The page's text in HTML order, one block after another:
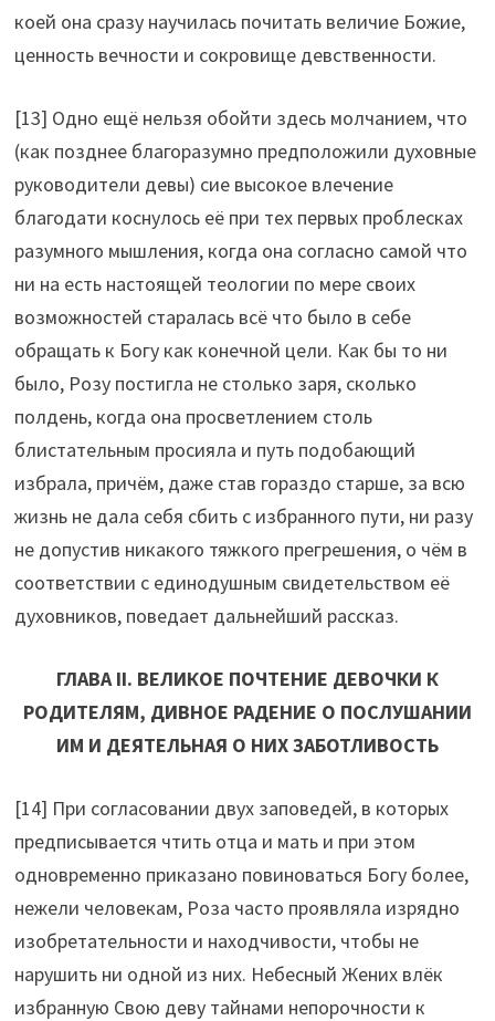
коей она сразу научилась почитать величие Божие,
ценность вечности и сокровище девственности.
[13] Одно ещё нельзя обойти здесь молчанием, что
(как позднее благоразумно предположили духовные
руководители девы) сие высокое влечение
благодати коснулось её при тех первых проблесках
разумного мышления, когда она согласно самой что
ни на есть настоящей теологии по мере своих
возможностей старалась всё что было в себе
обращать к Богу как конечной цели. Как бы то ни
было, Розу постигла не столько заря, сколько
полдень, когда она просветлением столь
блистательным просияла и путь подобающий
избрала, причём, даже став гораздо старше, за всю
жизнь не дала себя сбить с избранного пути, ни разу
не допустив никакого тяжкого прегрешения, о чём в
соответствии с единодушным свидетельством её
духовников, поведает дальнейший рассказ.
ГЛАВА II. ВЕЛИКОЕ ПОЧТЕНИЕ ДЕВОЧКИ К
РОДИТЕЛЯМ, ДИВНОЕ РАДЕНИЕ О ПОСЛУШАНИИ
ИМ И ДЕЯТЕЛЬНАЯ О НИХ ЗАБОТЛИВОСТЬ
[14] При согласовании двух заповедей, в которых
предписывается чтить отца и мать и при этом
одновременно приказано повиноваться Богу более,
нежели человекам, Роза часто проявляла изрядно
изобретательности и находчивости, чтобы не
нарушить ни одной из них. Небесный Жених влёк
избранную Свою деву тайнами непорочности к